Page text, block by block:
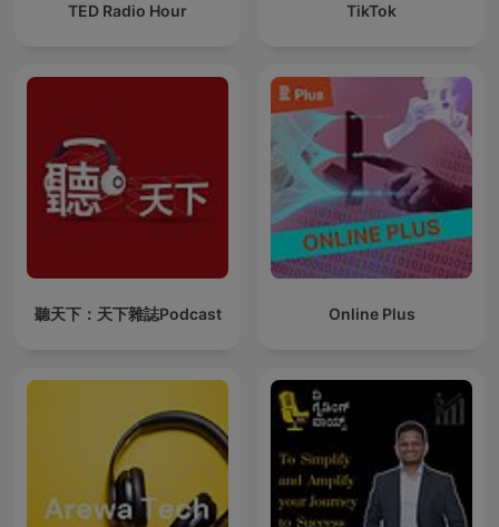
TED Radio Hour TikTok
聽天下：天下雜誌Podcast Online Plus